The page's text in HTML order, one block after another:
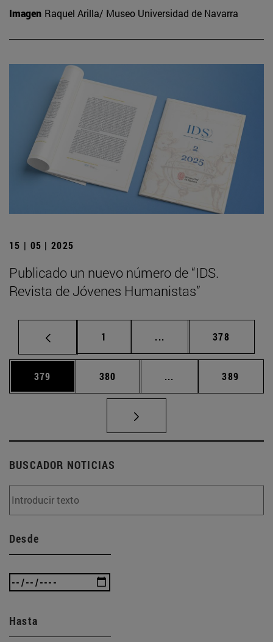
Imagen Raquel Arilla/ Museo Universidad de Navarra
15 | 05 | 2025
Publicado un nuevo número de “IDS.
Revista de Jóvenes Humanistas”
Página
1 ... Páginas intermedias
Página
378
Página
379 Página
380 ... Páginas intermedias
Página
389
BUSCADOR NOTICIAS
Desde
Hasta